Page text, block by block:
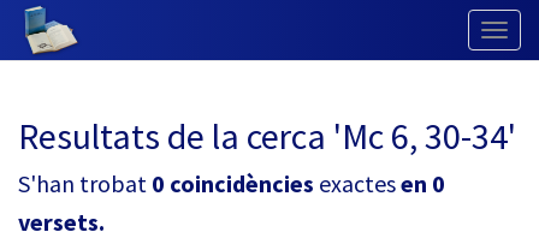
Resultats de la cerca 'Mc 6, 30-34'
S'han trobat 0 coincidències exactesen 0
versets.